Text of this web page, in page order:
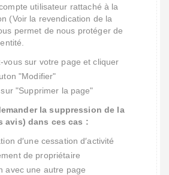
utilisateur rattaché à la
(Voir la revendication de la
permet de nous protéger de
vous sur votre page et cliquer
"Modifier"
"Supprimer la page"
la suppression de la
avis) dans ces cas :
d′une cessation d′activité
de propriétaire
avec une autre page